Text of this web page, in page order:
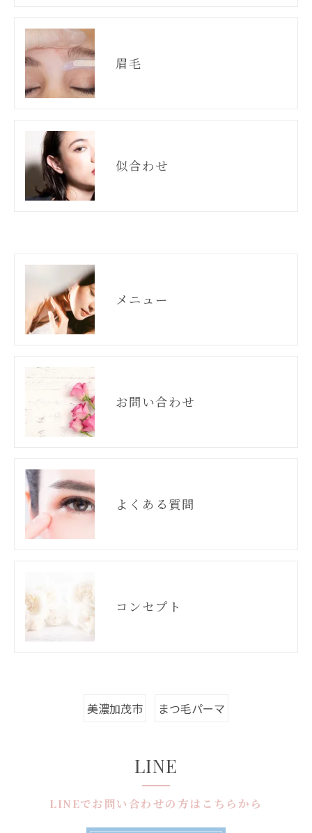
眉毛
似合わせ
メニュー
お問い合わせ
よくある質問
コンセプト
美濃加茂市 まつ毛パーマ
LINEでお問い合わせの方はこちらから
LINE